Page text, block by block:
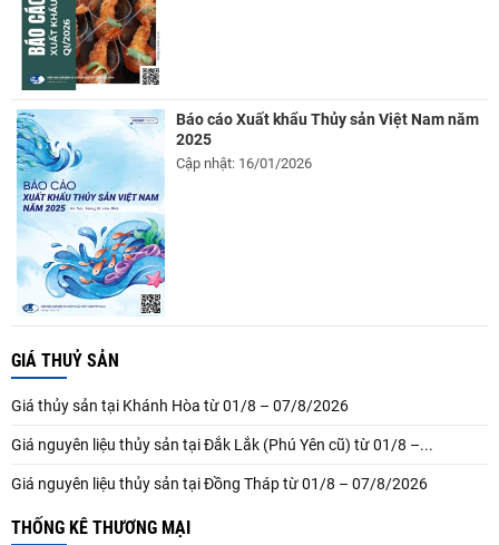
Báo cáo Xuất khẩu Thủy sản Việt Nam năm
2025
Cập nhật: 16/01/2026
GIÁ THUỶ SẢN
Giá thủy sản tại Khánh Hòa từ 01/8 – 07/8/2026
Giá nguyên liệu thủy sản tại Đắk Lắk (Phú Yên cũ) từ 01/8 –...
Giá nguyên liệu thủy sản tại Đồng Tháp từ 01/8 – 07/8/2026
THỐNG KÊ THƯƠNG MẠI